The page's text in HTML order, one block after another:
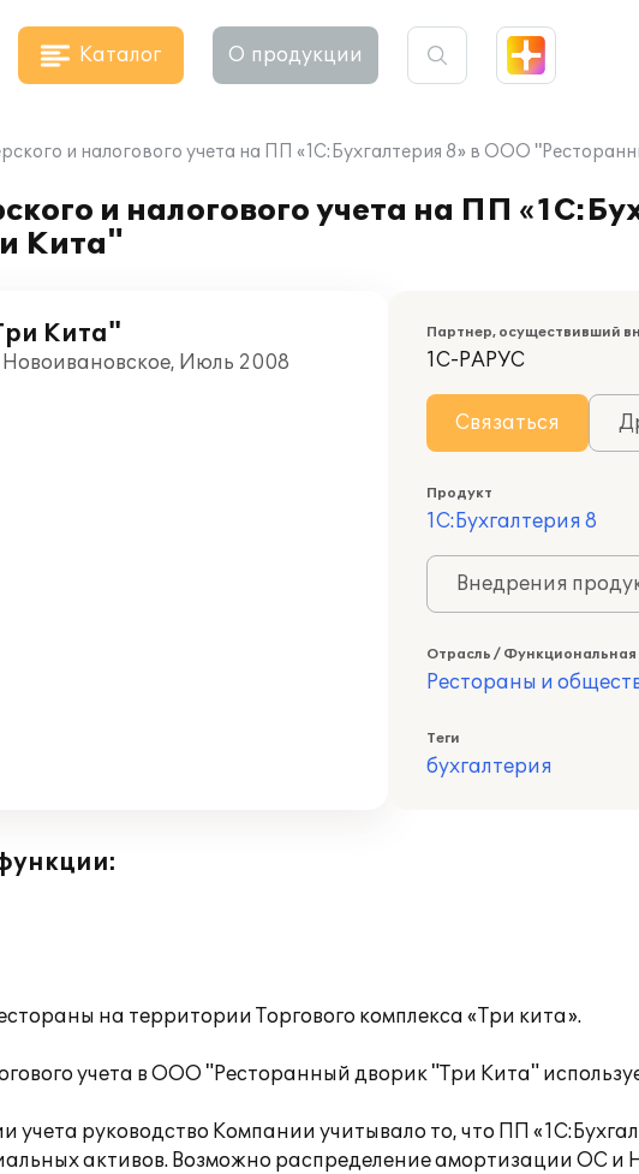
Каталог О продукции
и налогового учета на ПП «1С:Бухгалтерия 8» в ООО
и налогового учета на ПП
Кита"
Кита"
Июль 2008
Партнер, осуществивший
1С-РАРУС
Связаться
Продукт
1С:Бухгалтерия 8
Внедрения
Отрасль / Функциональная
Рестораны и
Теги
бухгалтерия
на территории Торгового комплекса «Три кита».
учета в ООО "Ресторанный дворик "Три Кита"
руководство Компании учитывало то, что ПП
активов. Возможно распределение амортизации ОС и